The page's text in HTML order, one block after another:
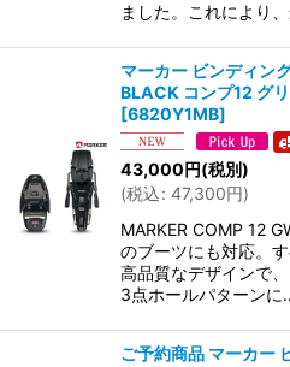
ました。これにより
マーカー ビンディン
BLACK コンプ12 グ
[6820Y1MB]
43,000円(税別)
(税込: 47,300円)
MARKER COMP 12
のブーツにも対応。
高品質なデザインで
3点ホールパターンに
ご予約商品 マーカー